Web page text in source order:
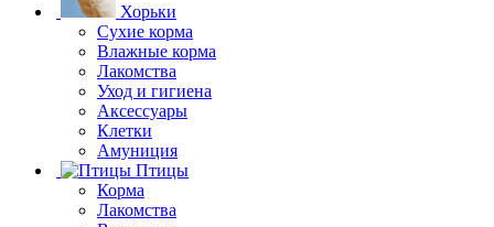
Хорьки
Сухие корма
Влажные корма
Лакомства
Уход и гигиена
Аксессуары
Клетки
Амуниция
Птицы
Корма
Лакомства